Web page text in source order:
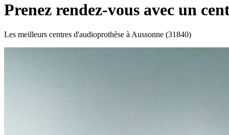
Prenez rendez-vous avec un
Les meilleurs centres d'audioprothèse à Aussonne (31840)